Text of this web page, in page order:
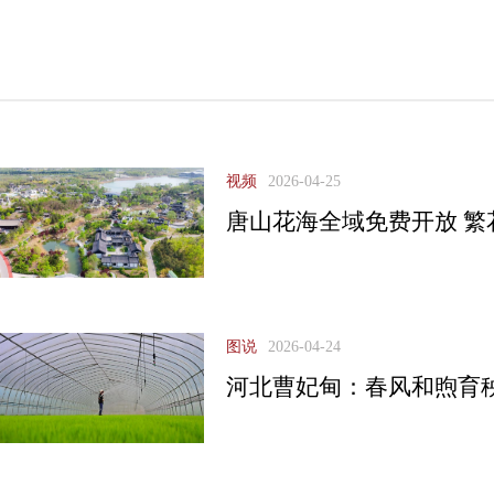
视频 2026-04-25
唐山花海全域免费开放
图说 2026-04-24
河北曹妃甸：春风和煦育